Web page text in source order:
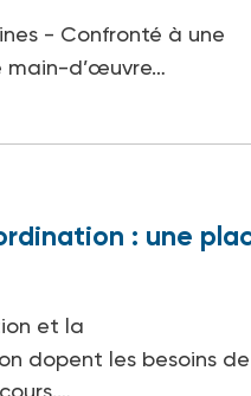
- Confronté à une
main-d’œuvre…
: une
et la
dopent les besoins de